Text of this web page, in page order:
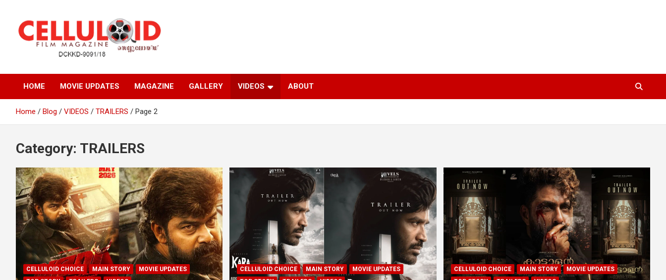
content
celluloid
HOME MOVIE UPDATES MAGAZINE GALLERY VIDEOS ABOUT
Home Blog VIDEOS TRAILERS Page 2
Category: TRAILERS
CELLULOID CHOICE MAIN STORY
MOVIE UPDATES
CELLULOID CHOICE MAIN STORY
MOVIE UPDATES
CELLULOID CHOICE MAIN STORY
MOVIE UPDATES